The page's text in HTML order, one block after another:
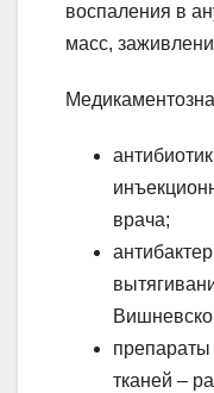
воспаления в
масс,
врача;
препараты
тканей –